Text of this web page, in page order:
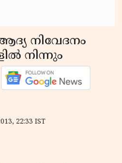
നിവേദനം
നിന്നും
22:33 IST